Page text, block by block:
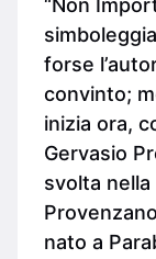
“Non
forse
convinto;
inizia ora,
Gervasio
svolta
nato a